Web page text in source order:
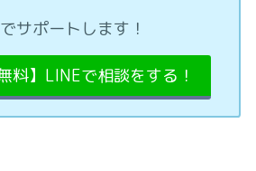
サポートします！
料】LINEで相談をする！